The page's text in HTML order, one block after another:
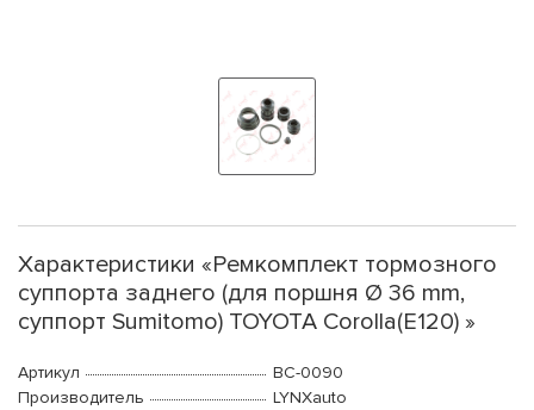
Характеристики «Ремкомплект тормозного
суппорта заднего (для поршня Ø 36 mm,
суппорт Sumitomo) TOYOTA Corolla(E120) »
Артикул
BC-0090
Производитель
LYNXauto